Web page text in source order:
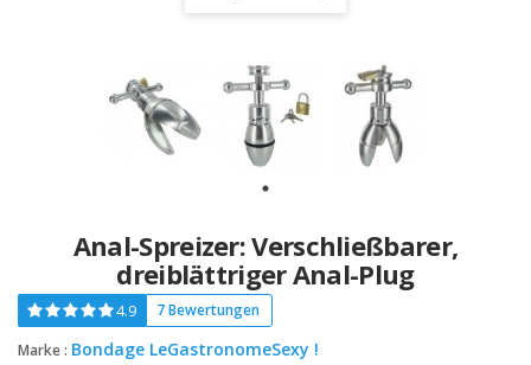
Anal-Spreizer: Verschließbarer,
dreiblättriger Anal-Plug
4.9
7 Bewertungen
Marke : Bondage LeGastronomeSexy !